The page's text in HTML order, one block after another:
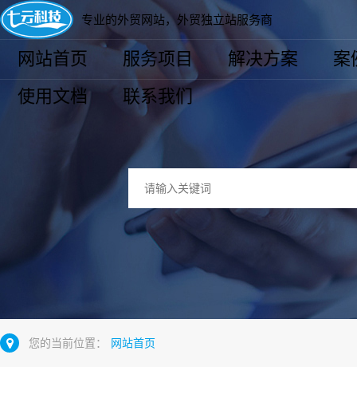
专业的外贸网站，外贸独立站服务商
网站首页 服务项目 解决方案
案
使用文档
联系我们
您的当前位置： 网站首页